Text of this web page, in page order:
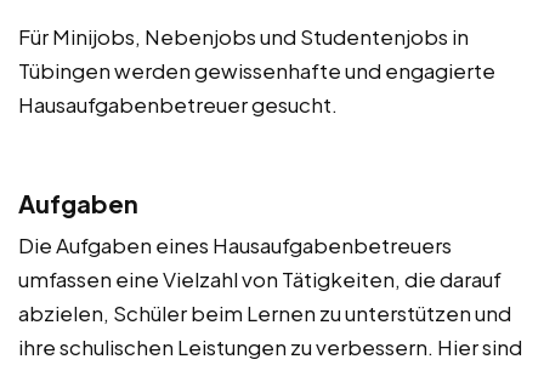
Für Minijobs, Nebenjobs und Studentenjobs in
Tübingen werden gewissenhafte und engagierte
Hausaufgabenbetreuer gesucht.
Aufgaben
Die Aufgaben eines Hausaufgabenbetreuers
umfassen eine Vielzahl von Tätigkeiten, die darauf
abzielen, Schüler beim Lernen zu unterstützen und
ihre schulischen Leistungen zu verbessern. Hier sind